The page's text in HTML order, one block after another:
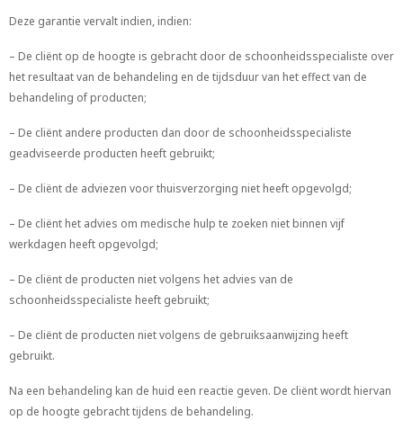
Deze garantie vervalt indien, indien:
– De cliënt op de hoogte is gebracht door de schoonheidsspecialiste over
het resultaat van de behandeling en de tijdsduur van het effect van de
behandeling of producten;
– De cliënt andere producten dan door de schoonheidsspecialiste
geadviseerde producten heeft gebruikt;
– De cliënt de adviezen voor thuisverzorging niet heeft opgevolgd;
– De cliënt het advies om medische hulp te zoeken niet binnen vijf
werkdagen heeft opgevolgd;
– De cliënt de producten niet volgens het advies van de
schoonheidsspecialiste heeft gebruikt;
– De cliënt de producten niet volgens de gebruiksaanwijzing heeft
gebruikt.
Na een behandeling kan de huid een reactie geven. De cliënt wordt hiervan
op de hoogte gebracht tijdens de behandeling.